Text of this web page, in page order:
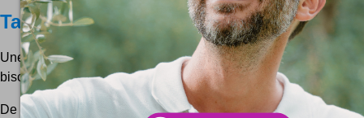
Tasse + biscuits + café = miam !
Une chouette idée ces tasses à café avec le petit
biscuits qui vont bien :)
De quoi passer un bon moment autour d'un café :)